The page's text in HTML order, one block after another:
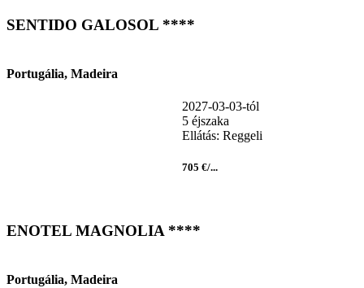
SENTIDO GALOSOL ****
Portugália, Madeira
2027-03-03-tól
5 éjszaka
Ellátás: Reggeli
705 €/...
ENOTEL MAGNOLIA ****
Portugália, Madeira